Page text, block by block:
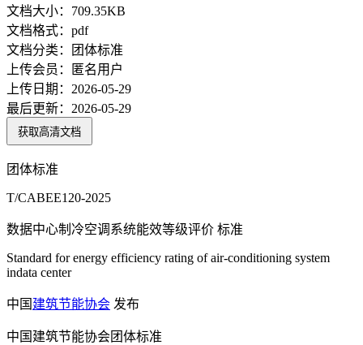
文档大小： 709.35KB
文档格式： pdf
文档分类：
团体标准
上传会员：
匿名用户
上传日期： 2026-05-29
最后更新： 2026-05-29
获取高清文档
团体标准
T/CABEE120-2025
数据中心制冷空调系统能效等级评价 标准
Standard for energy efficiency rating of air-conditioning system
indata center
中国 建筑节能协会 发布
中国建筑节能协会团体标准